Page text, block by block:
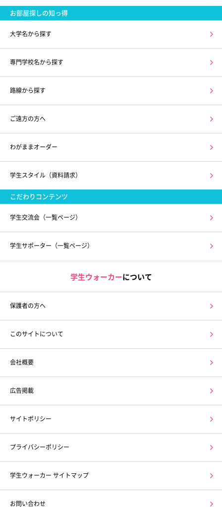
お部屋探しの知っ得
大学名から探す
専門学校名から探す
路線から探す
ご遠方の方へ
わがままオーダー
学生スタイル（資料請求）
こだわりコンテンツ
学生交流会（一覧ページ）
学生サポーター（一覧ページ）
学生ウォーカーについて
保護者の方へ
このサイトについて
会社概要
広告掲載
サイトポリシー
プライバシーポリシー
学生ウォーカー サイトマップ
お問い合わせ